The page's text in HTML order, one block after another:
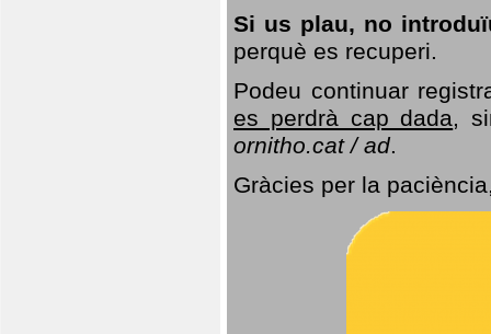
Si us plau, no
perquè es recuperi.
Podeu continuar
es perdrà cap dada,
ornitho.cat / ad.
Gràcies per la